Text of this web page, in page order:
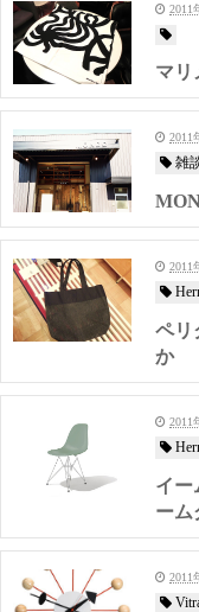
2011
マリ
2011
雑
2011
ペリ
か
2011
イ
ーム
2011